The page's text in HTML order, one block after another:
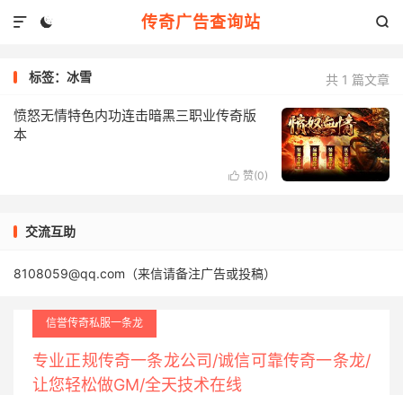
传奇广告查询站
 

共 1 篇文章
标签：冰雪
愤怒无情特色内功连击暗黑三职业传奇版
本
 赞(0)
交流互助
8108059@qq.com（来信请备注广告或投稿）
信誉传奇私服一条龙
专业正规传奇一条龙公司/诚信可靠传奇一条龙/
让您轻松做GM/全天技术在线